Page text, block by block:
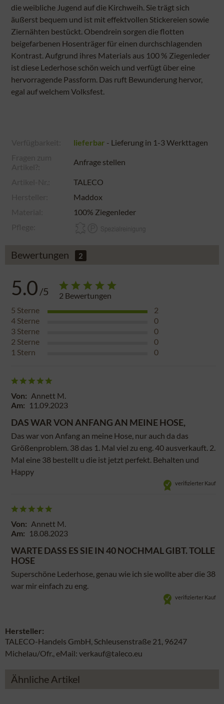
die weibliche Jugend auf die Kirchweih. Sie trägt sich
äußerst bequem und ist mit effektvollen Stickereien sowie
Ziernähten bestückt. Obendrein sorgen die flotten
beigefarbenen Hosenträger für einen durchschlagenden
Kontrast. Aufgrund ihres Materials aus 100 % Ziegenleder
ist diese Lederhose schön weich und verfügt über eine
hervorragende Passform. Das ruft Bewunderung hervor,
egal auf welchem Volksfest.
lieferbar - Lieferung in 1-3 Werkttagen
Anfrage stellen
TALECO
Maddox
100% Ziegenleder
Bewertungen 2
5.0 /5 2 Bewertungen
5 Sterne
2
4 Sterne
0
3 Sterne
0
2 Sterne
0
1 Stern 0
Von: Annett M.
Am: 11.09.2023
DAS WAR VON ANFANG AN MEINE HOSE,
Das war von Anfang an meine Hose, nur auch da das
Größenproblem. 38 das 1. Mal viel zu eng. 40 ausverkauft. 2.
Mal eine 38 bestellt u die ist jetzt perfekt. Behalten und
Happy
verifizierter Kauf
Von: Annett M.
Am: 18.08.2023
WARTE DASS ES SIE IN 40 NOCHMAL GIBT. TOLLE
HOSE
Superschöne Lederhose, genau wie ich sie wollte aber die 38
war mir einfach zu eng.
verifizierter Kauf
Hersteller:
TALECO-Handels GmbH, Schleusenstraße 21, 96247
Michelau/Ofr., eMail: verkauf@taleco.eu
Ähnliche Artikel